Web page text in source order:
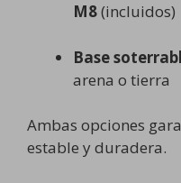
M8(incluidos)
Base
arena o tierra
Ambas opciones
estable y duradera.